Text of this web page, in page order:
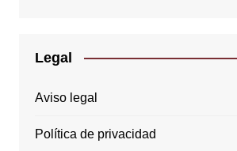
Legal
Aviso legal
Política de privacidad